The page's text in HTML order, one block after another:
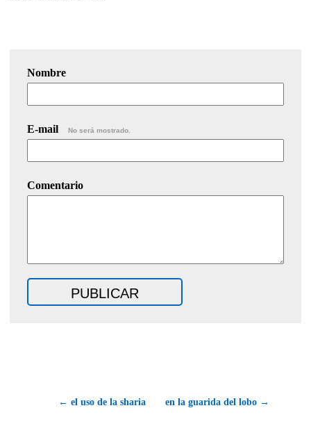
Nombre
E-mail No será mostrado.
Comentario
← el uso de la sharia en la guarida del lobo →